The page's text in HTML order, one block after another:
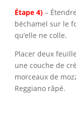
Étape 4) –
béchamel sur le
qu’elle ne colle.
Placer deux
une couche de
morceaux de
Reggiano râpé.